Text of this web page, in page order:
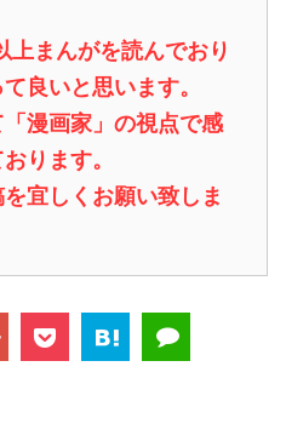
まんがを読んでおり
良いと思います。
「漫画家」の視点で感
ります。
宜しくお願い致しま